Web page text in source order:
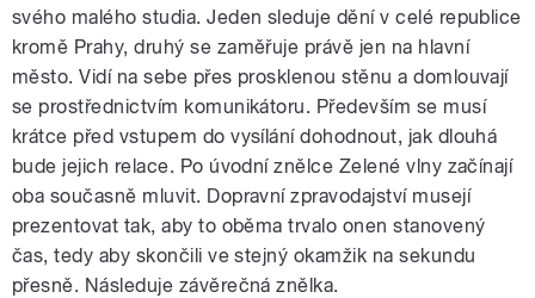
svého malého studia. Jeden sleduje dění v celé republice
kromě Prahy, druhý se zaměřuje právě jen na hlavní
město. Vidí na sebe přes prosklenou stěnu a domlouvají
se prostřednictvím komunikátoru. Především se musí
krátce před vstupem do vysílání dohodnout, jak dlouhá
bude jejich relace. Po úvodní znělce Zelené vlny začínají
oba současně mluvit. Dopravní zpravodajství musejí
prezentovat tak, aby to oběma trvalo onen stanovený
čas, tedy aby skončili ve stejný okamžik na sekundu
přesně. Následuje závěrečná znělka.